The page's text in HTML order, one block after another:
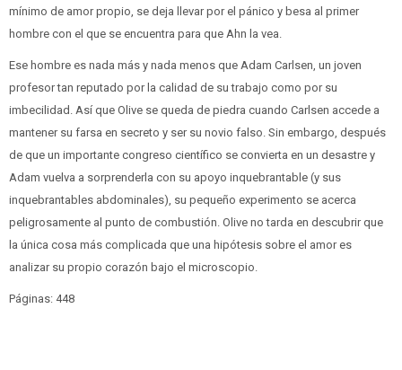
mínimo de amor propio, se deja llevar por el pánico y besa al primer
hombre con el que se encuentra para que Ahn la vea.
Ese hombre es nada más y nada menos que Adam Carlsen, un joven
profesor tan reputado por la calidad de su trabajo como por su
imbecilidad. Así que Olive se queda de piedra cuando Carlsen accede a
mantener su farsa en secreto y ser su novio falso. Sin embargo, después
de que un importante congreso científico se convierta en un desastre y
Adam vuelva a sorprenderla con su apoyo inquebrantable (y sus
inquebrantables abdominales), su pequeño experimento se acerca
peligrosamente al punto de combustión. Olive no tarda en descubrir que
la única cosa más complicada que una hipótesis sobre el amor es
analizar su propio corazón bajo el microscopio.
Páginas: 448